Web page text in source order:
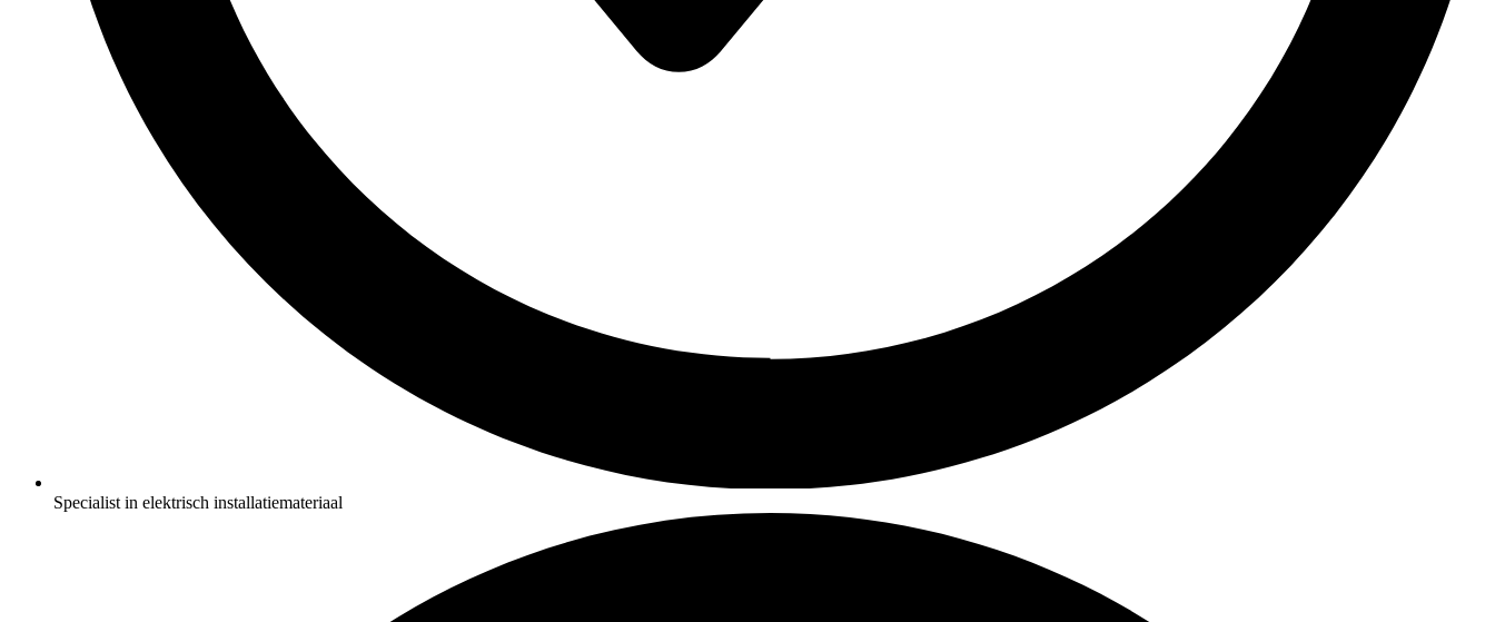
Specialist in elektrisch installatiemateriaal